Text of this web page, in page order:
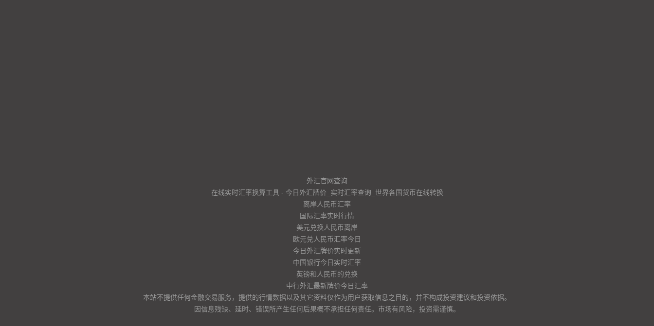
外汇官网查询
在线实时汇率换算工具 - 今日外汇牌价_实时汇率查询_世界各国货币在线转换
离岸人民币汇率
国际汇率实时行情
美元兑换人民币离岸
欧元兑人民币汇率今日
今日外汇牌价实时更新
中国银行今日实时汇率
英镑和人民币的兑换
中行外汇最新牌价今日汇率
本站不提供任何金融交易服务，提供的行情数据以及其它资料仅作为用户获取信息之目的，并不构成投资建议和投资依据。
因信息残缺、延时、错误所产生任何后果概不承担任何责任。市场有风险，投资需谨慎。